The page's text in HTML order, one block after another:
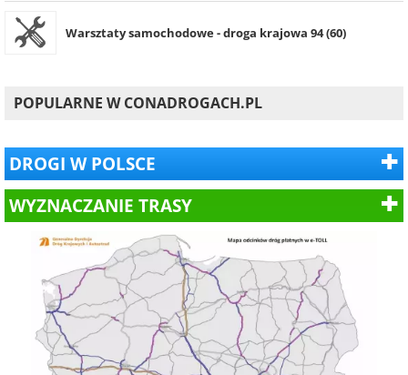
Warsztaty samochodowe - droga krajowa 94 (60)
POPULARNE W CONADROGACH.PL
DROGI W POLSCE
WYZNACZANIE TRASY